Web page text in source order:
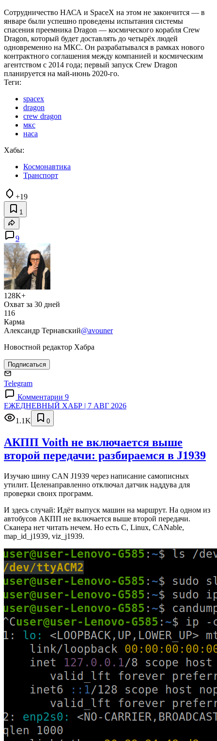
Сотрудничество НАСА и SpaceX на этом не закончится — в
январе были успешно проведены испытания системы
спасения преемника Dragon — космического корабля Crew
Dragon, который будет доставлять до четырёх людей
одновременно на МКС. Он разрабатывался в рамках нового
контрактного соглашения между компанией и космическим
агентством с 2014 года; первый запуск Crew Dragon
планируется на май-июнь 2020-го.
Теги:
spacex
dragon
crew dragon
мкс
наса
Хабы:
Космонавтика
Транспорт
+19
1
9
128K+
Охват за 30 дней
116
Карма
Александр Тернавский@avouner
Новостной редактор Хабра
Подписаться
Telegram
Комментарии 9
ЕЖЕДНЕВНЫЙ ХАБР | 7 АВГ 2026
1.1K
0
АКПП Voith не включается выше
второй передачи: разбираемся в J1939
Изучаю шину CAN J1939 через написание самописных
утилит. Целенаправленно отключал датчик наддува для
проверки своих программ.
И здесь случай: Идёт выпуск машин на маршрут. На одном из
автобусов АКПП не включается выше второй передачи.
Сканера нет читать нечем. Но есть C, Linux, CANable,
map_id_j1939, viz_j1939.